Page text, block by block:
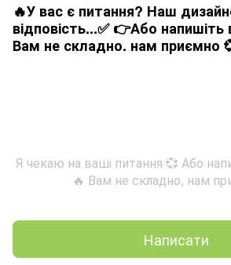
🔥У вас є питання? Наш
відповість...✅ 👉Або напишіть
Вам не складно. нам приємно
Я чекаю на ваші питання 💞 Або
🔥 Вам не складно, нам
Написати